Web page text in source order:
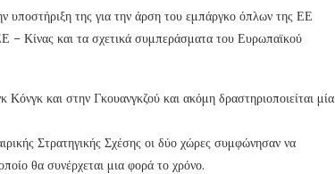
της για την άρση του εμπάργκο όπλων της ΕΕ
– Κίνας και τα σχετικά συμπεράσματα του Ευρωπαϊκού
και στην Γκουανγκζού και ακόμη δραστηριοποιείται μία
Στρατηγικής Σχέσης οι δύο χώρες συμφώνησαν να
θα συνέρχεται μια φορά το χρόνο.